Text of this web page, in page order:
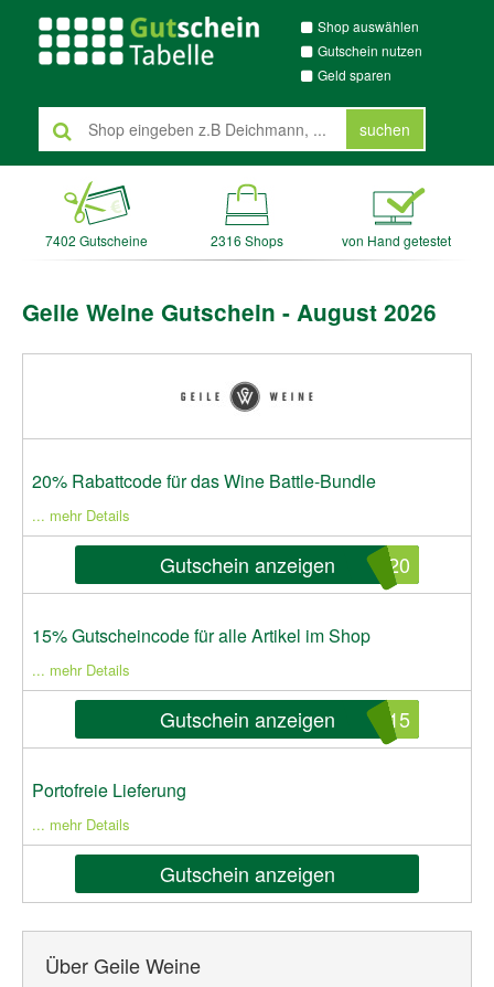
Shop auswählen
Gutschein nutzen
Geld sparen
suchen
7402 Gutscheine 2316 Shops von Hand getestet
Geile Weine Gutschein - August 2026
20% Rabattcode für das Wine Battle-Bundle
... mehr Details
Gutschein anzeigen E20
15% Gutscheincode für alle Artikel im Shop
... mehr Details
Gutschein anzeigen E15
Portofreie Lieferung
... mehr Details
Gutschein anzeigen
Über Geile Weine